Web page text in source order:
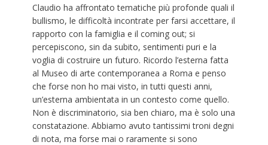
Claudio ha affrontato tematiche più profonde quali il
bullismo, le difficoltà incontrate per farsi accettare, il
rapporto con la famiglia e il coming out; si
percepiscono, sin da subito, sentimenti puri e la
voglia di costruire un futuro. Ricordo l’esterna fatta
al Museo di arte contemporanea a Roma e penso
che forse non ho mai visto, in tutti questi anni,
un’esterna ambientata in un contesto come quello.
Non è discriminatorio, sia ben chiaro, ma è solo una
constatazione. Abbiamo avuto tantissimi troni degni
di nota, ma forse mai o raramente si sono